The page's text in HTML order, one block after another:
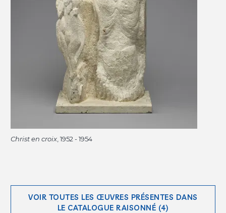
Christ en croix , 1952 - 1954
VOIR TOUTES LES ŒUVRES PRÉSENTES DANS
LE CATALOGUE RAISONNÉ (4)